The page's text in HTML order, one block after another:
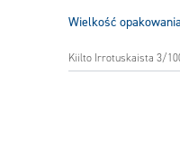
Wielkość opakowania
Kiilto Irrotuskaista 3/